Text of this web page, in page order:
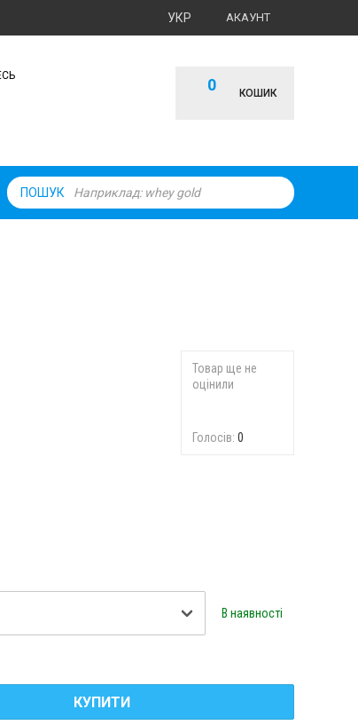
АКАУНТ
УКР
0 КОШИК
ПОШУК
Товар ще не
оцінили
Голосів: 0
В наявності
КУПИТИ